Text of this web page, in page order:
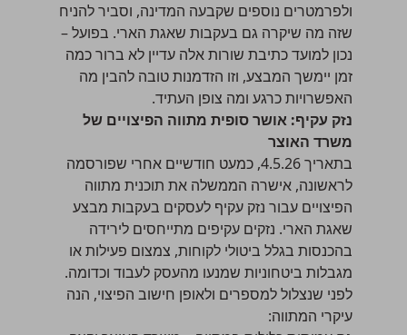
ולפרמטרים נוספים שקבעה המדינה, וסביר להניח
שזה מה שיקרה גם בעקבות שאגת הארי. בפועל –
נכון למועד כתיבת שורות אלה עדיין לא ברור כמה
זמן יימשך המבצע, וזו הזדמנות טובה להבין מה
האפשרויות כרגע ומה צופן העתיד.
נזק עקיף: אושר סופית מתווה הפיצויים של
משרד האוצר
בתאריך 4.5.26, כמעט חודשיים אחרי שפורסמה
לראשונה, אישרה הממשלה את תוכנית מתווה
הפיצויים עבור נזק עקיף לעסקים בעקבות מבצע
שאגת הארי. נזקים עקיפים מתייחסים לירידה
בהכנסות בגלל ביטולי לקוחות, צמצום פעילות או
מגבלות ביטחוניות שמנעו מהעסק לעבוד וכדומה.
לפני שנצלול למספרים ולאופן חישוב הפיצוי, הנה
עיקרי המתווה: